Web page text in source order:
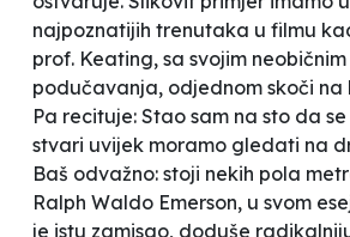
najpoznatijih trenutaka u filmu
prof. Keating, sa svojim neobičnim
podučavanja, odjednom skoči na
Pa recituje: Stao sam na sto da
stvari uvijek moramo gledati na
Baš odvažno: stoji nekih pola
Ralph Waldo Emerson, u svom
je istu zamisao, doduše